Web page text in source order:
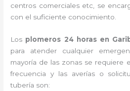
centros comerciales etc, se
con el suficiente conocimiento.
Los plomeros 24 horas en
para atender cualquier
mayoría de las zonas se requiere
frecuencia y las averías o
tubería son: